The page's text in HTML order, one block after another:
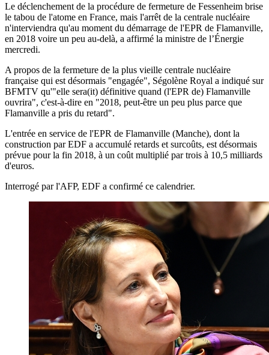
Le déclenchement de la procédure de fermeture de Fessenheim brise
le tabou de l'atome en France, mais l'arrêt de la centrale nucléaire
n'interviendra qu'au moment du démarrage de l'EPR de Flamanville,
en 2018 voire un peu au-delà, a affirmé la ministre de l’Énergie
mercredi.
A propos de la fermeture de la plus vieille centrale nucléaire
française qui est désormais "engagée", Ségolène Royal a indiqué sur
BFMTV qu'"elle sera(it) définitive quand (l'EPR de) Flamanville
ouvrira", c'est-à-dire en "2018, peut-être un peu plus parce que
Flamanville a pris du retard".
L'entrée en service de l'EPR de Flamanville (Manche), dont la
construction par EDF a accumulé retards et surcoûts, est désormais
prévue pour la fin 2018, à un coût multiplié par trois à 10,5 milliards
d'euros.
Interrogé par l'AFP, EDF a confirmé ce calendrier.